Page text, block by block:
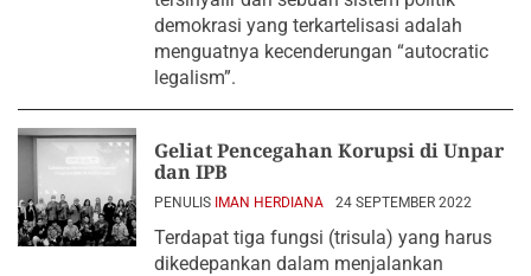
demokrasi yang terkartelisasi adalah
menguatnya kecenderungan “autocratic
legalism”.
Geliat Pencegahan Korupsi di Unpar
dan IPB
PENULIS IMAN HERDIANA 24 SEPTEMBER 2022
Terdapat tiga fungsi (trisula) yang harus
dikedepankan dalam menjalankan